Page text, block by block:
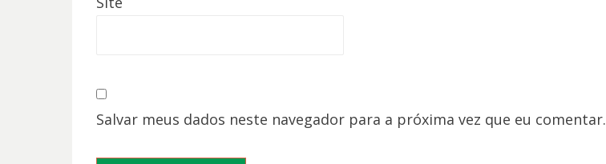
Salvar meus dados neste navegador para a próxima vez que eu comentar.